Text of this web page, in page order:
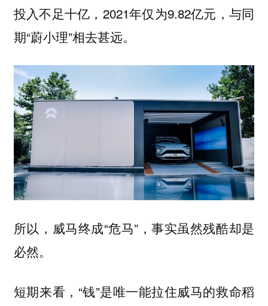
投入不足十亿，2021年仅为9.82亿元，与同
期“蔚小理”相去甚远。
所以，威马终成“危马”，事实虽然残酷却是
必然。
短期来看，“钱”是唯一能拉住威马的救命稻